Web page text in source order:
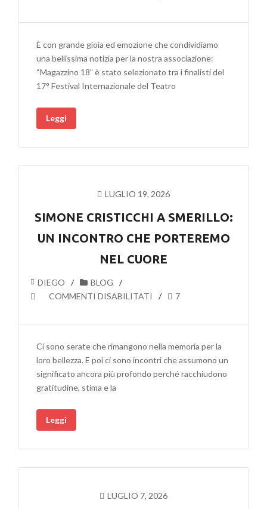
18
FINALE
AL
17°
FESTIVAL
IL
TEATRO
CLAET
È con grande gioia ed emozione che condividiamo
una bellissima notizia per la nostra associazione:
“Magazzino 18” è stato selezionato tra i finalisti del
17° Festival Internazionale del Teatro
Leggi
LUGLIO 19, 2026
SIMONE CRISTICCHI A SMERILLO:
UN INCONTRO CHE PORTEREMO
NEL CUORE
DIEGO
BLOG
COMMENTI DISABILITATI
SU
CRISTICCHI
SMERILLO:
UN
INCONTRO
CHE
NEL
CUORE
7
Ci sono serate che rimangono nella memoria per la
loro bellezza. E poi ci sono incontri che assumono un
significato ancora più profondo perché racchiudono
gratitudine, stima e la
Leggi
LUGLIO 7, 2026